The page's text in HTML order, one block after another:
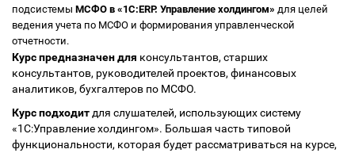
подсистемы МСФО в «1С:ERP. Управление холдингом» для целей
ведения учета по МСФО и формирования управленческой
отчетности.
Курс предназначендля консультантов, старших
консультантов, руководителей проектов, финансовых
аналитиков, бухгалтеров по МСФО.
Курс подходит для слушателей, использующих систему
«1С:Управление холдингом». Большая часть типовой
функциональности, которая будет рассматриваться на курсе,